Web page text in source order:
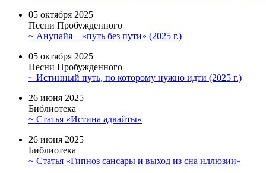
05 октября 2025
Песни Пробужденного
~ Анупайя – «путь без пути» (2025 г.)
05 октября 2025
Песни Пробужденного
~ Истинный путь, по которому нужно идти (2025 г.)
26 июня 2025
Библиотека
~ Статья «Истина адвайты»
26 июня 2025
Библиотека
~ Статья «Гипноз сансары и выход из сна иллюзии»